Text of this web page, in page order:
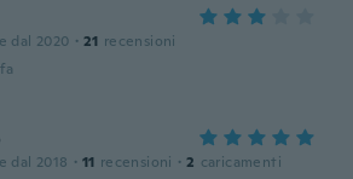
dal 2020 · 21 recensioni
dal 2018 · 11 recensioni · 2 caricamenti